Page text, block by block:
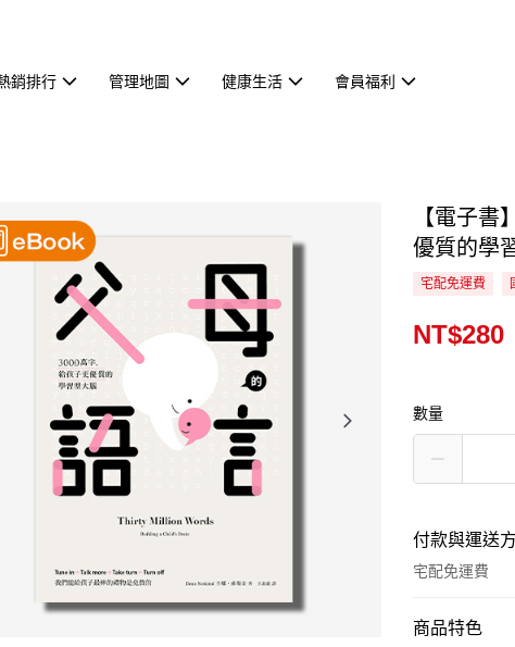
銷排行 管理地圖 健康生活 會員福利
【電子
優質的學
宅配免運費
NT$280
數量
付款與運送
宅配免運費
付款方式
商品特色